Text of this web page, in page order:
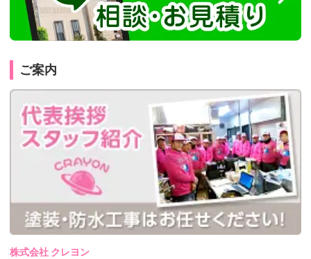
ご案内
株式会社 クレヨン